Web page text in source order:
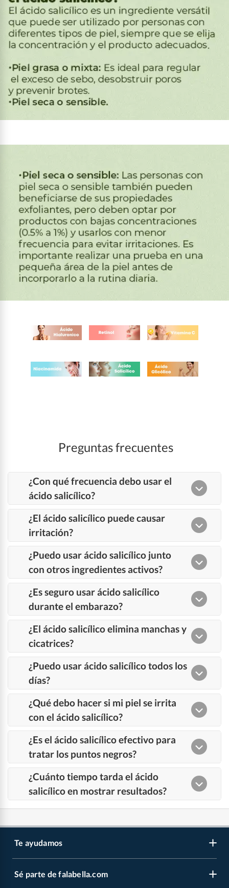
Preguntas frecuentes
Te ayudamos
Venta telefónica
Sé parte de falabella.com